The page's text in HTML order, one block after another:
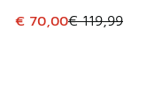
Dit artikel is in de
€ 70,00€ 119,99